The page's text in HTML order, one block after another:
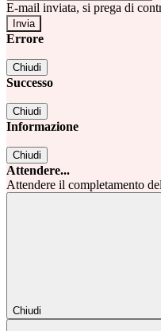
E-mail inviata, si prega di
Errore
Chiudi
Successo
Chiudi
Informazione
Chiudi
Attendere...
Attendere il completamento
Chiudi